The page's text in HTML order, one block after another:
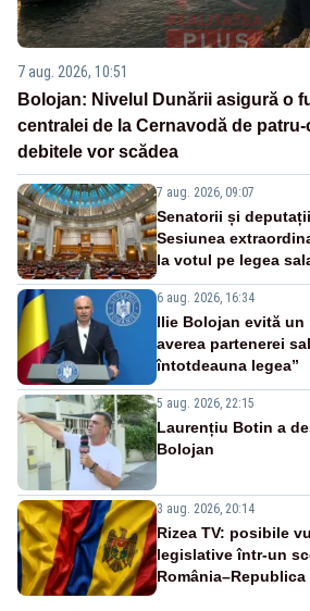
7 aug. 2026, 10:51
Bolojan: Nivelul Dunării asigură o
centralei de la Cernavodă de
debitele vor scădea
7 aug. 2026, 09:07
Senatorii și
Sesiunea
la votul pe legea
6 aug. 2026, 16:34
Ilie Bolojan evită
averea partenerei
întotdeauna legea”
5 aug. 2026, 22:15
Laurențiu Botin a
Bolojan
3 aug. 2026, 20:14
Rizea TV: posibile
legislative într-un